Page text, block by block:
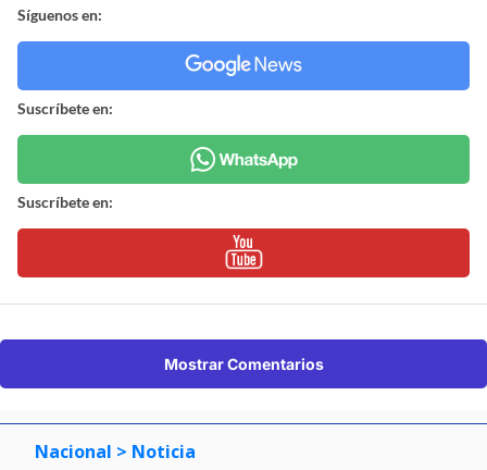
Síguenos en:
Suscríbete en:
Suscríbete en:
Mostrar Comentarios
Nacional > Noticia